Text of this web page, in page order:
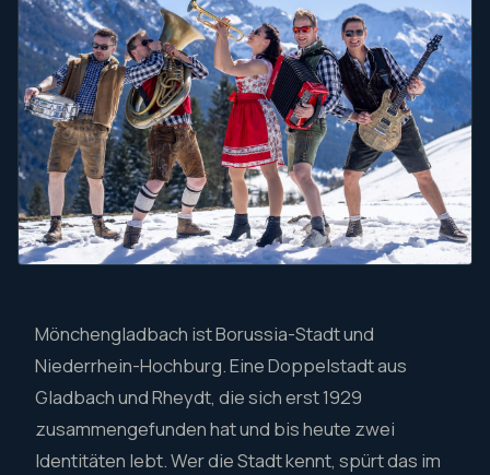
Mönchengladbach ist Borussia-Stadt und
Niederrhein-Hochburg. Eine Doppelstadt aus
Gladbach und Rheydt, die sich erst 1929
zusammengefunden hat und bis heute zwei
Identitäten lebt. Wer die Stadt kennt, spürt das im